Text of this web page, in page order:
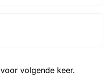
volgende keer.